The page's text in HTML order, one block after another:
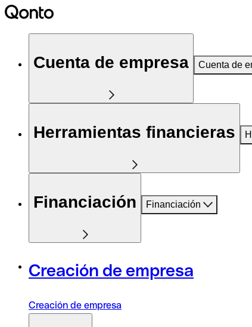
Cuenta de empresa Cuenta de
Herramientas financieras
Financiación Financiación
Creación de empresa
Creación de empresa